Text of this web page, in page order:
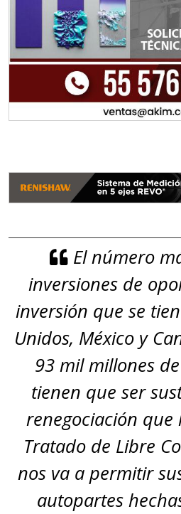
El número
inversiones de
inversión que se
Unidos, México y
93 mil millones
tienen que ser
renegociación que
Tratado de Libre
nos va a permitir
autopartes